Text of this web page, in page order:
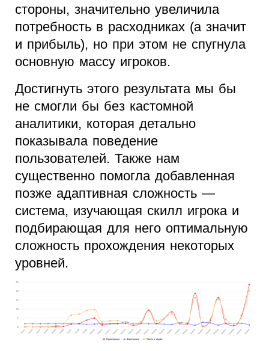
стороны, значительно увеличила
потребность в расходниках (а значит
и прибыль), но при этом не спугнула
основную массу игроков.
Достигнуть этого результата мы бы
не смогли бы без кастомной
аналитики, которая детально
показывала поведение
пользователей. Также нам
существенно помогла добавленная
позже адаптивная сложность —
система, изучающая скилл игрока и
подбирающая для него оптимальную
сложность прохождения некоторых
уровней.